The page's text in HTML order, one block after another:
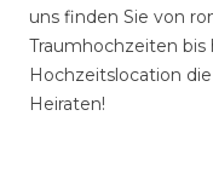
uns finden Sie von
Traumhochzeiten
Hochzeitslocation
Heiraten!